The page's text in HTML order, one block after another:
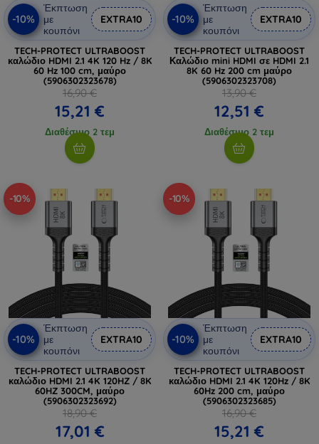
-10%
Έκπτωση
με
κουπόνι
EXTRA10
TECH-PROTECT ULTRABOOST
καλώδιο HDMI 2.1 4K 120 Hz / 8K
60 Hz 100 cm, μαύρο
(5906302323678)
16,90 €
15,21 €
Διαθέσιμο 2 τεμ
-10%
Έκπτωση
με
κουπόνι
EXTRA10
TECH-PROTECT ULTRABOOST
Καλώδιο mini HDMI σε HDMI 2.1
8K 60 Hz 200 cm μαύρο
(5906302323708)
13,90 €
12,51 €
Διαθέσιμο 2 τεμ
-10%
-10%
Έκπτωση
με
κουπόνι
EXTRA10
TECH-PROTECT ULTRABOOST
καλώδιο HDMI 2.1 4K 120HZ / 8K
60HZ 300CM, μαύρο
(5906302323692)
18,90 €
17,01 €
-10%
-10%
Έκπτωση
με
κουπόνι
EXTRA10
TECH-PROTECT ULTRABOOST
καλώδιο HDMI 2.1 4K 120Hz / 8K
60Hz 200 cm, μαύρο
(5906302323685)
16,90 €
15,21 €